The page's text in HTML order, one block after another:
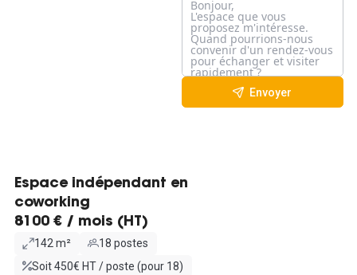
Envoyer
Espace indépendant en
coworking
8100 € / mois (HT)
142 m²
18 postes
Soit 450€ HT / poste (pour 18)